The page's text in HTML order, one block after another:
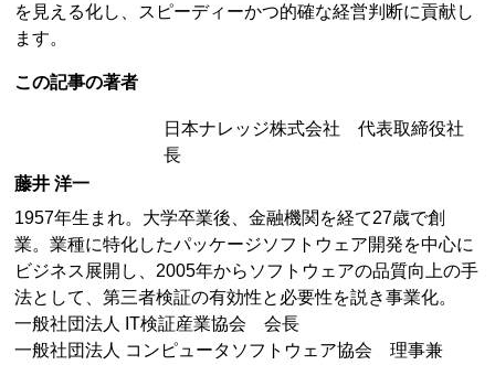
を見える化し、スピーディーかつ的確な経営判断に貢献し
ます。
この記事の著者
日本ナレッジ株式会社 代表取締役社
長
藤井 洋一
1957年生まれ。大学卒業後、金融機関を経て27歳で創
業。業種に特化したパッケージソフトウェア開発を中心に
ビジネス展開し、2005年からソフトウェアの品質向上の手
法として、第三者検証の有効性と必要性を説き事業化。
一般社団法人 IT検証産業協会 会長
一般社団法人 コンピュータソフトウェア協会 理事兼